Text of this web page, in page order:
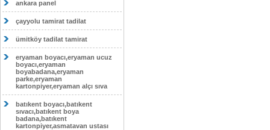
ankara panel
çayyolu tamirat tadilat
ümitköy tadilat tamirat
eryaman boyacı,eryaman ucuz
boyacı,eryaman
boyabadana,eryaman
parke,eryaman
kartonpiyer,eryaman alçı sıva
batıkent boyacı,batıkent
sıvacı,batıkent boya
badana,batıkent
kartonpiyer,asmatavan ustası